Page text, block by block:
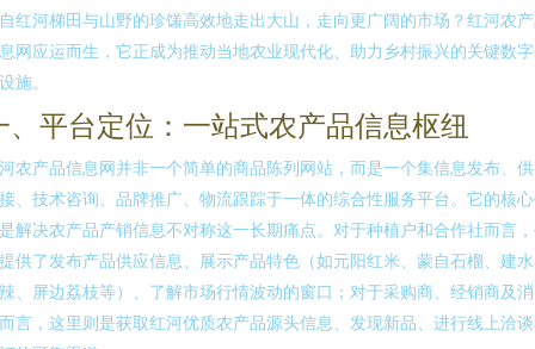
红河梯田与山野的珍馐高效地走出大山，走向更广阔的市场？红河农
网应运而生，它正成为推动当地农业现代化、助力乡村振兴的关键数
施。
、平台定位：一站式农产品信息枢纽
农产品信息网并非一个简单的商品陈列网站，而是一个集信息发布、
、技术咨询、品牌推广、物流跟踪于一体的综合性服务平台。它的核
解决农产品产销信息不对称这一长期痛点。对于种植户和合作社而言
供了发布产品供应信息、展示产品特色（如元阳红米、蒙自石榴、建
、屏边荔枝等）、了解市场行情波动的窗口；对于采购商、经销商及
言，这里则是获取红河优质农产品源头信息、发现新品、进行线上洽